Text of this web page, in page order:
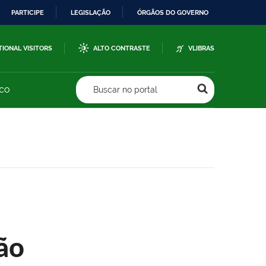
PARTICIPE LEGISLAÇÃO ÓRGÃOS DO GOVERNO
VISITORS ALTO CONTRASTE VLIBRAS
Buscar no portal